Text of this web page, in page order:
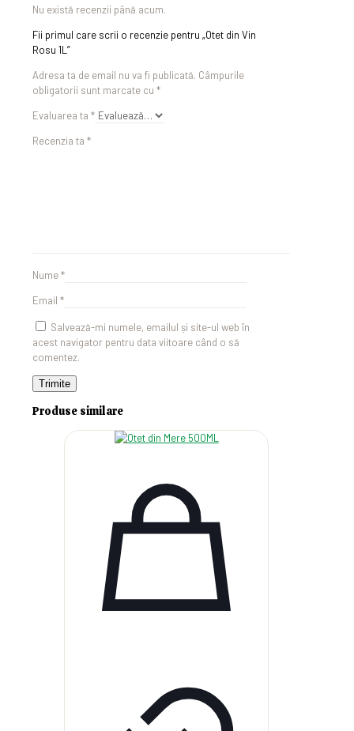
Nu există recenzii până acum.
Fii primul care scrii o recenzie pentru „Otet din Vin
Rosu 1L”
Adresa ta de email nu va fi publicată. Câmpurile
obligatorii sunt marcate cu *
Evaluarea ta *
Recenzia ta *
Nume*
Email *
Salvează-mi numele, emailul și site-ul web în
acest navigator pentru data viitoare când o să
comentez.
Produse similare